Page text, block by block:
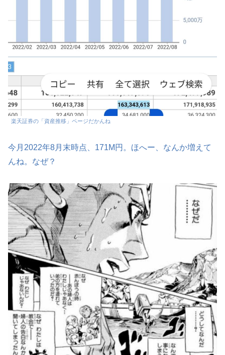
楽天証券の「資産推移」ページだかんね
今月2022年8月末時点、171M円。ほへー、なんか増えて
んね。なぜ？